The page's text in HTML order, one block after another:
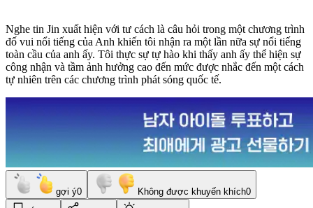
Nghe tin Jin xuất hiện với tư cách là câu hỏi trong một chương trình
đố vui nổi tiếng của Anh khiến tôi nhận ra một lần nữa sự nổi tiếng
toàn cầu của anh ấy. Tôi thực sự tự hào khi thấy anh ấy thể hiện sự
công nhận và tầm ảnh hưởng cao đến mức được nhắc đến một cách
tự nhiên trên các chương trình phát sóng quốc tế.
gợi ý0 Không được khuyến khích0